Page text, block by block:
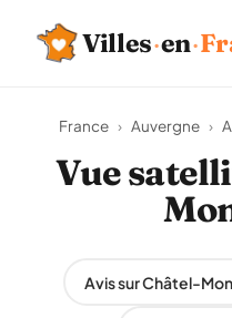
Villes·en·
France › Auvergne ›
Vue
Avis sur Châtel-